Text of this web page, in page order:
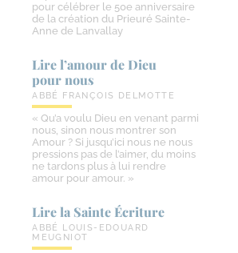
pour célébrer le 50e anniversaire
de la création du Prieuré Sainte-
Anne de Lanvallay
Lire l’amour de Dieu
pour nous
ABBÉ FRANÇOIS DELMOTTE
« Qu’a voulu Dieu en venant parmi
nous, sinon nous montrer son
Amour ? Si jusqu’ici nous ne nous
pressions pas de l’aimer, du moins
ne tardons plus à lui rendre
amour pour amour. »
Lire la Sainte Écriture
ABBÉ LOUIS-EDOUARD
MEUGNIOT